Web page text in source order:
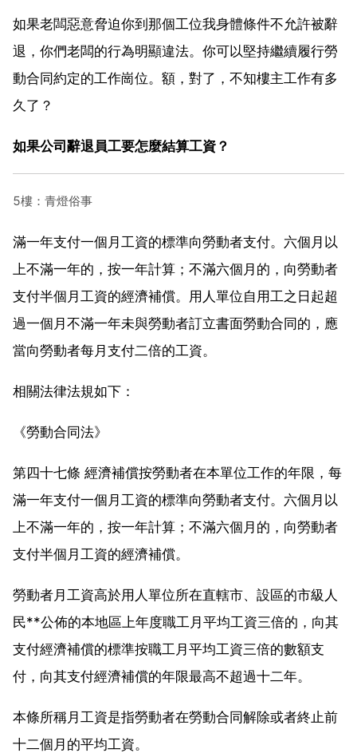
如果老闆惡意脅迫你到那個工位我身體條件不允許被辭
退，你們老闆的行為明顯違法。你可以堅持繼續履行勞
動合同約定的工作崗位。額，對了，不知樓主工作有多
久了？
如果公司辭退員工要怎麼結算工資？
5樓：青燈俗事
滿一年支付一個月工資的標準向勞動者支付。六個月以
上不滿一年的，按一年計算；不滿六個月的，向勞動者
支付半個月工資的經濟補償。用人單位自用工之日起超
過一個月不滿一年未與勞動者訂立書面勞動合同的，應
當向勞動者每月支付二倍的工資。
相關法律法規如下：
《勞動合同法》
第四十七條 經濟補償按勞動者在本單位工作的年限，每
滿一年支付一個月工資的標準向勞動者支付。六個月以
上不滿一年的，按一年計算；不滿六個月的，向勞動者
支付半個月工資的經濟補償。
勞動者月工資高於用人單位所在直轄市、設區的市級人
民**公佈的本地區上年度職工月平均工資三倍的，向其
支付經濟補償的標準按職工月平均工資三倍的數額支
付，向其支付經濟補償的年限最高不超過十二年。
本條所稱月工資是指勞動者在勞動合同解除或者終止前
十二個月的平均工資。